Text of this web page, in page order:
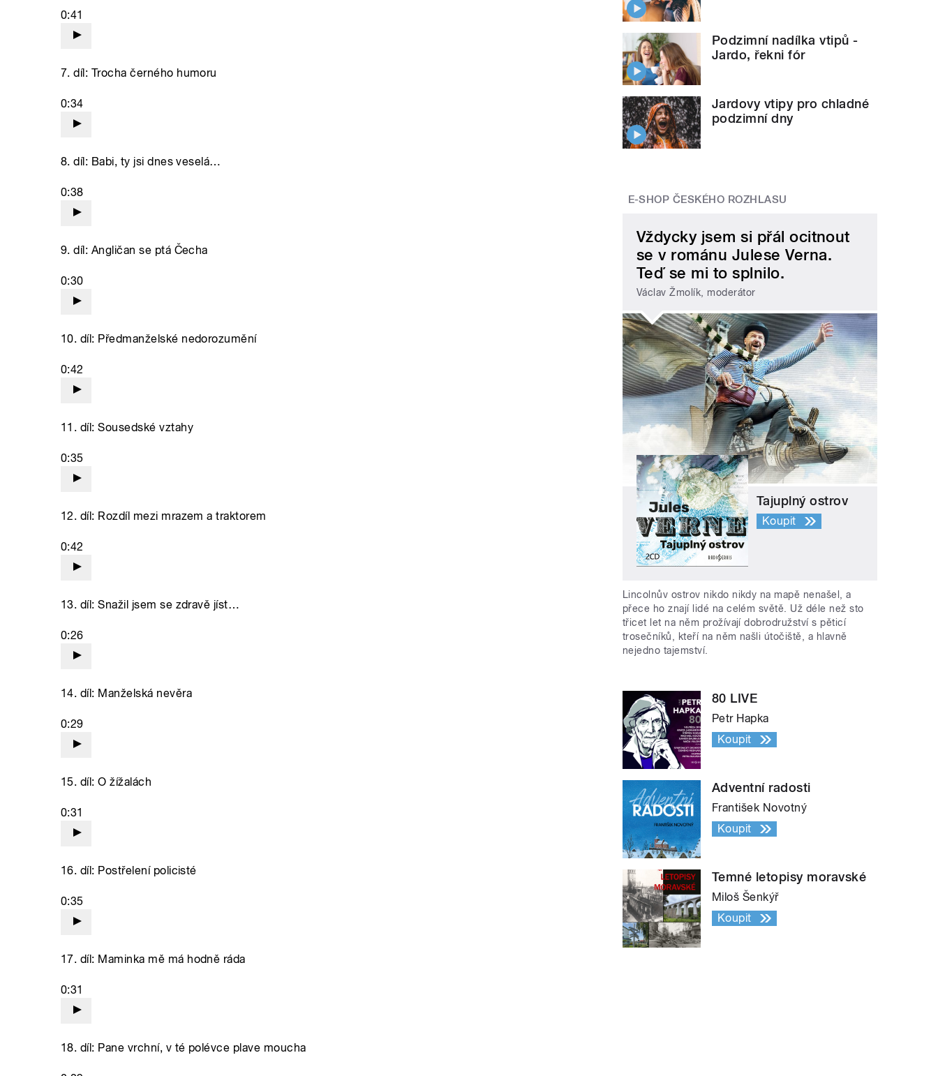
0:41
7. díl: Trocha černého humoru
0:34
8. díl: Babi, ty jsi dnes veselá…
0:38
9. díl: Angličan se ptá Čecha
0:30
10. díl: Předmanželské nedorozumění
0:42
11. díl: Sousedské vztahy
0:35
12. díl: Rozdíl mezi mrazem a traktorem
0:42
13. díl: Snažil jsem se zdravě jíst…
0:26
14. díl: Manželská nevěra
0:29
15. díl: O žížalách
0:31
16. díl: Postřelení policisté
0:35
17. díl: Maminka mě má hodně ráda
0:31
18. díl: Pane vrchní, v té polévce plave moucha
Podzimní nadílka vtipů -
Jardo, řekni fór
Jardovy vtipy pro chladné
podzimní dny
E-SHOP ČESKÉHO ROZHLASU
Vždycky jsem si přál ocitnout
se v románu Julese Verna.
Teď se mi to splnilo.
Václav Žmolík, moderátor
Tajuplný ostrov
Koupit
Lincolnův ostrov nikdo nikdy na mapě nenašel, a
přece ho znají lidé na celém světě. Už déle než sto
třicet let na něm prožívají dobrodružství s pěticí
trosečníků, kteří na něm našli útočiště, a hlavně
nejedno tajemství.
80 LIVE
Petr Hapka
Koupit
Adventní radosti
František Novotný
Koupit
Temné letopisy moravské
Miloš Šenkýř
Koupit